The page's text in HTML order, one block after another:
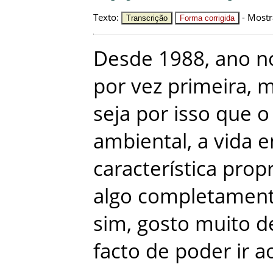
Texto: Transcrição Forma corrigida -
Desde 1988, ano
por vez primeira,
seja por isso que o
ambiental, a vida
característica
algo
sim, gosto muito
facto de poder ir